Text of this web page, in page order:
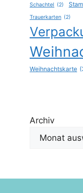
Schachtel (2)
Trauerkarten (2)
Weihnachtskarte
Archiv